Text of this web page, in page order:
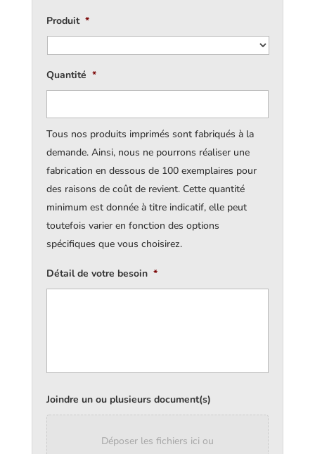
Produit *
Quantité *
Tous nos produits imprimés sont fabriqués à la
demande. Ainsi, nous ne pourrons réaliser une
fabrication en dessous de 100 exemplaires pour
des raisons de coût de revient. Cette quantité
minimum est donnée à titre indicatif, elle peut
toutefois varier en fonction des options
spécifiques que vous choisirez.
Détail de votre besoin *
Joindre un ou plusieurs document(s)
Déposer les fichiers ici ou